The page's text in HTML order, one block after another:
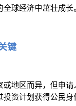
球经济中茁壮成长
键
或地区而异，但申请
资计划获得公民身